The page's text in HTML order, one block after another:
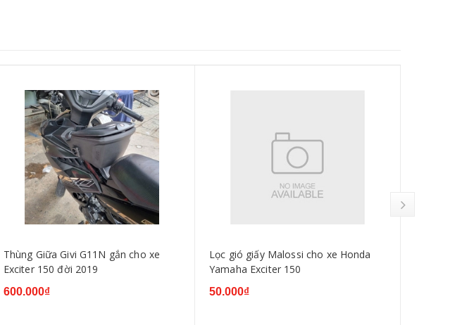
Thùng Giữa Givi G11N gắn cho xe
Exciter 150 đời 2019
600.000₫
Lọc gió giấy Malossi cho xe Honda
Yamaha Exciter 150
50.000₫